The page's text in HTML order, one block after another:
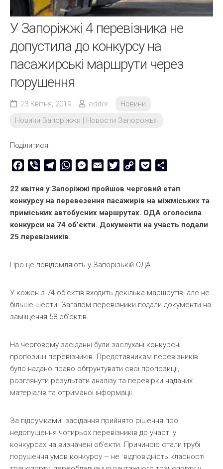
У Запоріжжі 4 перевізника не
допустила до конкурсу на
пасажирські маршрути через
порушення
23 Квітня, 2019 editor
Новини
Новини Запоріжжя | Новости Запорожья
Поділитися:
Facebook
Viber TelegramWhatsAppMessenger
Email TwitterCopy
Pocket
22 квітня у Запоріжжі пройшов черговий етап
конкурсу на перевезення пасажирів на міжміських та
приміських автобусних маршрутах. ОДА оголосила
конкурси на 74 об’єкти. Документи на участь подали
25 перевізників.
Про це повідомляють у Запорізькій ОДА.
У кожен з 74 об’єктів входить декілька маршрутів, але не
більше шести. Загалом перевізники подали документи на
заміщення 58 об’єктів.
На черговому засіданні були заслухані конкурсні
пропозиції перевізників. Представникам перевізників
було надано право обгрунтувати свої пропозиції,
розглянути результати аналізу та перевірки наданих
матеріалів та отриманої інформації.
За підсумками засідання прийнято рішення про
недопущення чотирьох перевізників до участі у
конкурсах на визначені об’єкти. Причиною стали грубі
порушення умов конкурсу – не відповідність класності